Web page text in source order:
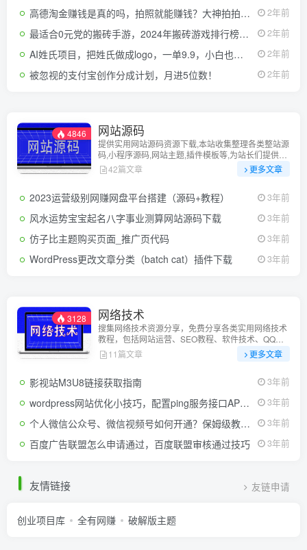
高德淘金赚钱是真的吗，拍照就能赚钱？大神拍拍照片就赚了140W！ 2年前
最适合0元党的搬砖手游，2024年搬砖游戏排行榜前三 2年前
AI姓氏项目，把姓氏做成logo，一单9.9，小白也能疯狂变现 2年前
被忽视的支付宝创作分成计划，月进5位数！ 2年前
4846 网站源码
提供实用网站源码资源下载,本站收集整理各类整站源
码,小程序源码,网站主题,插件模板等,为站长们提供最
好用的源码资源！
42篇文章 更多文章
2023运营级别网赚网盘平台搭建（源码+教程） 3年前
风水运势宝宝起名八字事业测算网站源码下载 3年前
仿子比主题购买页面_推广页代码 3年前
WordPress更改文章分类（batch cat）插件下载 3年前
3128 网络技术
搜集网络技术资源分享，免费分享各类实用网络技术
教程，包括网站运营、SEO教程、软件技术、QQ资
源等，致力于打造优质的分享平台。
11篇文章 更多文章
影视站M3U8链接获取指南 3年前
wordpress网站优化小技巧，配置ping服务接口API加快网站收录 3年前
个人微信公众号、微信视频号如何开通？保姆级教程来了（新手小白必看） 3年前
百度广告联盟怎么申请通过，百度联盟审核通过技巧 3年前
友情链接 友链申请
创业项目库 全有网赚 破解版主题